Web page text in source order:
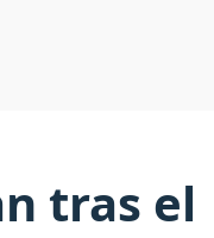
tras el